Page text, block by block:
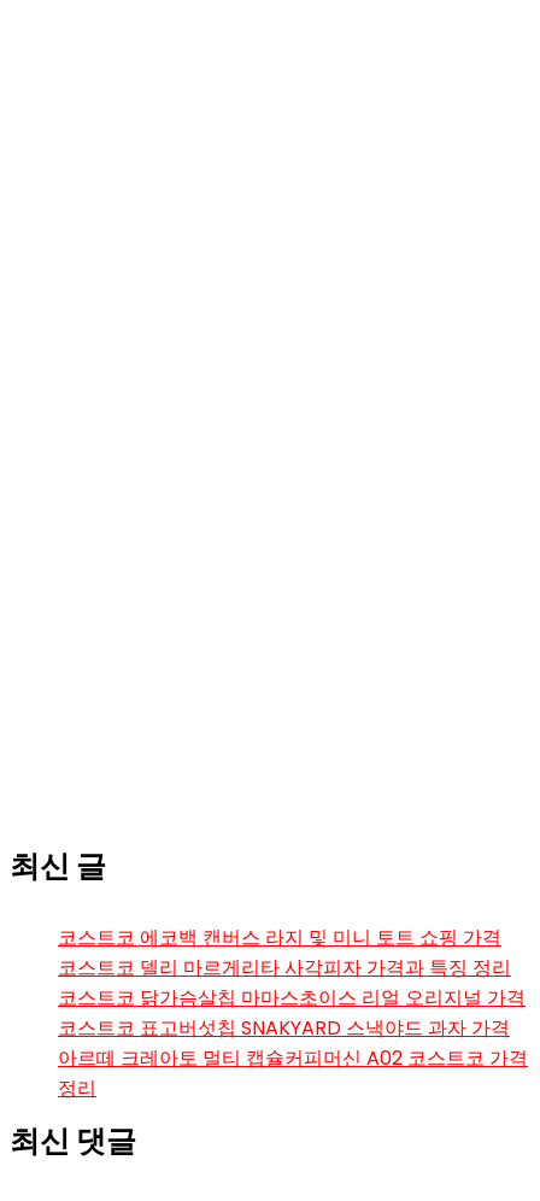
최신 글
코스트코 에코백 캔버스 라지 및 미니 토트 쇼핑 가격
코스트코 델리 마르게리타 사각피자 가격과 특징 정리
코스트코 닭가슴살칩 마마스초이스 리얼 오리지널 가격
코스트코 표고버섯칩 SNAKYARD 스낵야드 과자 가격
아르떼 크레아토 멀티 캡슐커피머신 A02 코스트코 가격
정리
최신 댓글